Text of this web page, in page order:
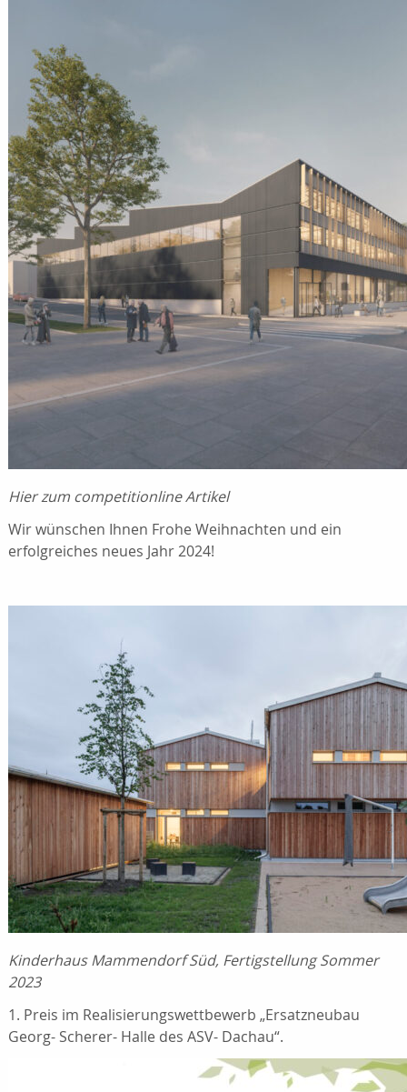
Hier zum competitionline Artikel
Wir wünschen Ihnen Frohe Weihnachten und ein
erfolgreiches neues Jahr 2024!
Kinderhaus Mammendorf Süd, Fertigstellung Sommer
2023
1. Preis im Realisierungswettbewerb „Ersatzneubau
Georg- Scherer- Halle des ASV- Dachau“.